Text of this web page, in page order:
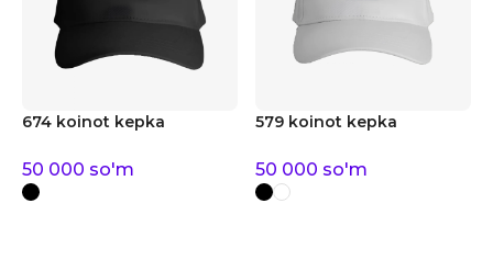
674 koinot kepka
50 000 so'm
579 koinot kepka
50 000 so'm